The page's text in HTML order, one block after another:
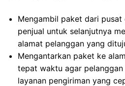
Mengambil paket dari
penjual untuk selanjutnya
alamat pelanggan yang
Mengantarkan paket ke
tepat waktu agar pelanggan
layanan pengiriman yang